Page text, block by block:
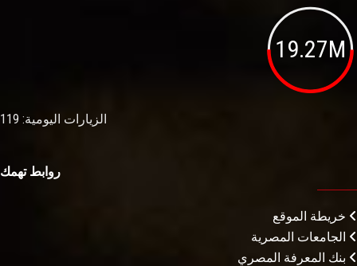
19.27M
الزيارات اليومية: 119
روابط تهمك
خريطة الموقع
الجامعات المصرية
بنك المعرفة المصري